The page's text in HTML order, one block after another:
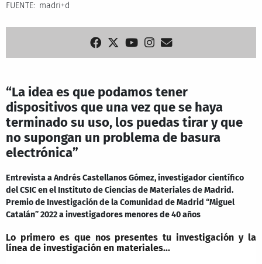
FUENTE
madri+d
“La idea es que podamos tener
dispositivos que una vez que se haya
terminado su uso, los puedas tirar y que
no supongan un problema de basura
electrónica”
Entrevista a Andrés Castellanos Gómez, investigador científico
del CSIC en el Instituto de Ciencias de Materiales de Madrid.
Premio de Investigación de la Comunidad de Madrid “Miguel
Catalán” 2022 a investigadores menores de 40 años
Lo primero es que nos presentes tu investigación y la
línea de investigación en materiales...